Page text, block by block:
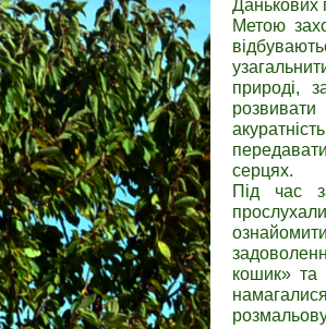
Данькових
Метою
природі,
серцях.
Під час
кошик» та